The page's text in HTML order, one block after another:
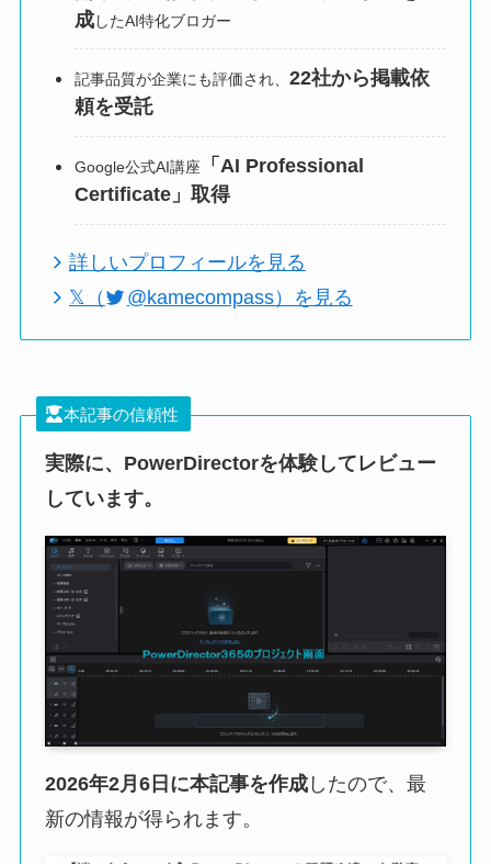
成したAI特化ブロガー
記事品質が企業にも評価され、22社から掲載依
頼を受託
Google公式AI講座
「AI Professional
Certificate」取得
詳しいプロフィールを見る
𝕏（
@kamecompass）を見る
本記事の信頼性
実際に、PowerDirectorを体験してレビュー
しています。
2026年2月6日に本記事を作成 したので、最
新の情報が得られます。